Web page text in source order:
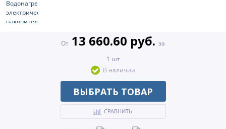
От 13 660.60 руб. за
1 шт
В наличии
ВЫБРАТЬ ТОВАР
СРАВНИТЬ